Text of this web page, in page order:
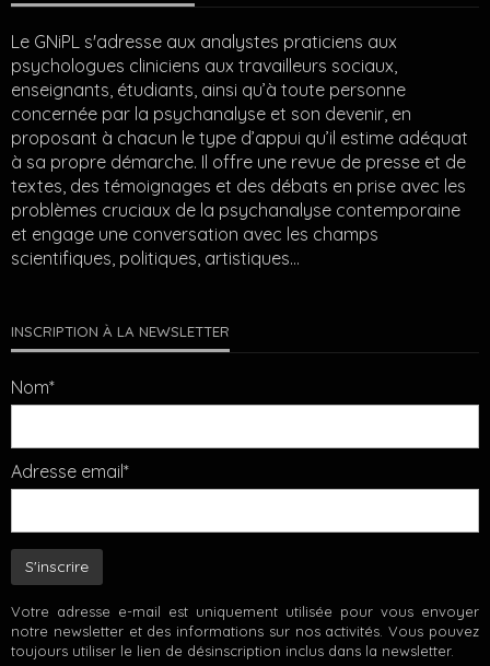
Le GNiPL s'adresse aux analystes praticiens aux
psychologues cliniciens aux travailleurs sociaux,
enseignants, étudiants, ainsi qu’à toute personne
concernée par la psychanalyse et son devenir, en
proposant à chacun le type d’appui qu’il estime adéquat
à sa propre démarche. Il offre une revue de presse et de
textes, des témoignages et des débats en prise avec les
problèmes cruciaux de la psychanalyse contemporaine
et engage une conversation avec les champs
scientifiques, politiques, artistiques…
INSCRIPTION À LA NEWSLETTER
Nom*
Adresse email*
Votre adresse e-mail est uniquement utilisée pour vous envoyer
notre newsletter et des informations sur nos activités. Vous pouvez
toujours utiliser le lien de désinscription inclus dans la newsletter.